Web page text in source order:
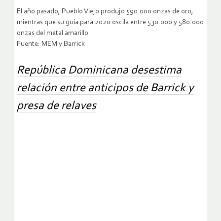
El año pasado, Pueblo Viejo produjo 590.000 onzas de oro,
mientras que su guía para 2020 oscila entre 530.000 y 580.000
onzas del metal amarillo.
Fuente: MEM y Barrick
República Dominicana desestima
relación entre anticipos de Barrick y
presa de relaves